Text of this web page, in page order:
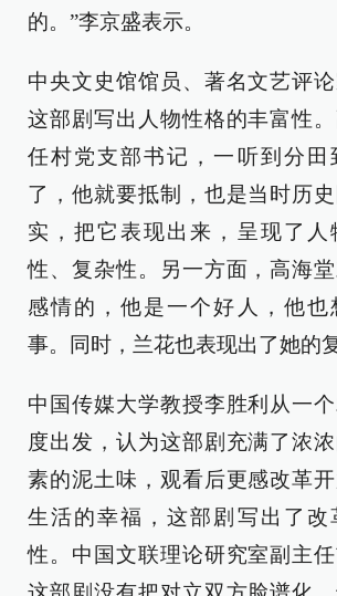
的。”李京盛表示。
中央文史馆馆员、著名文艺评
这部剧写出人物性格的丰富性
任村党支部书记，一听到分田
了，他就要抵制，也是当时历
实，把它表现出来，呈现了人
性、复杂性。另一方面，高海
感情的，他是一个好人，他也
事。同时，兰花也表现出了她的
中国传媒大学教授李胜利从一
度出发，认为这部剧充满了浓
素的泥土味，观看后更感改革
生活的幸福，这部剧写出了改
性。中国文联理论研究室副主任